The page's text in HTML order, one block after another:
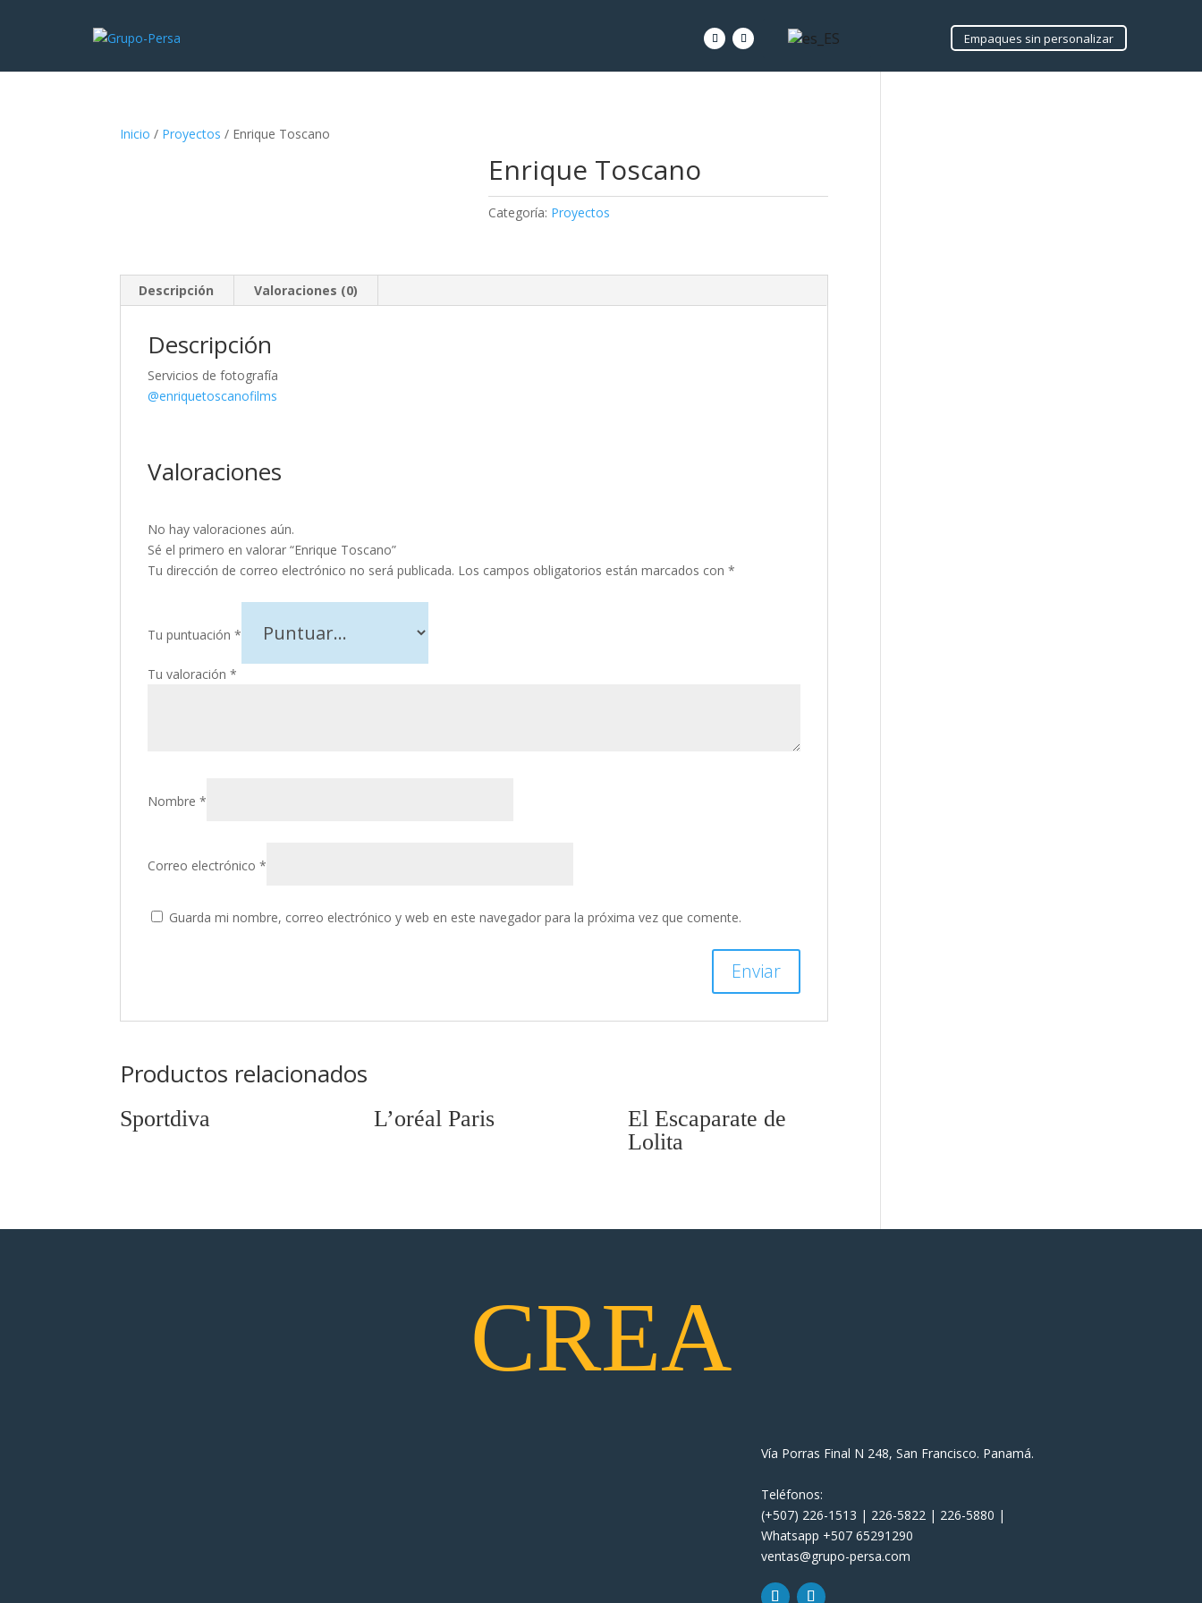
Empaques sin personalizar
Inicio / Proyectos / Enrique Toscano
Enrique Toscano
Categoría: Proyectos
Descripción Valoraciones (0)
Descripción
Servicios de fotografía
@enriquetoscanofilms
Valoraciones
No hay valoraciones aún.
Sé el primero en valorar “Enrique Toscano”
Tu dirección de correo electrónico no será publicada. Los campos obligatorios están marcados con*
Tu puntuación*
Tu valoración*
Nombre*
Correo electrónico*
Guarda mi nombre, correo electrónico y web en este navegador para la próxima vez que comente.
Productos relacionados
Sportdiva L’oréal Paris
El Escaparate de
Lolita
CREA
Vía Porras Final N 248, San Francisco. Panamá.
Teléfonos:
(+507) 226-1513 | 226-5822 | 226-5880 |
Whatsapp +507 65291290
ventas@grupo-persa.com